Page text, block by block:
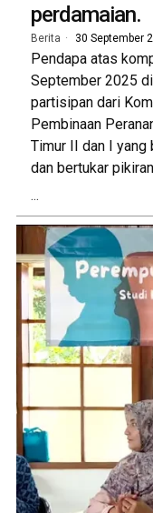
perdamaian.
Berita 30 September
Pendapa atas
September 2025
partisipan dari
Pembinaan
Timur II dan I
dan bertukar
...